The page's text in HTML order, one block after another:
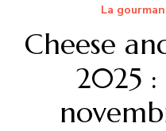
La
Cheese
2025